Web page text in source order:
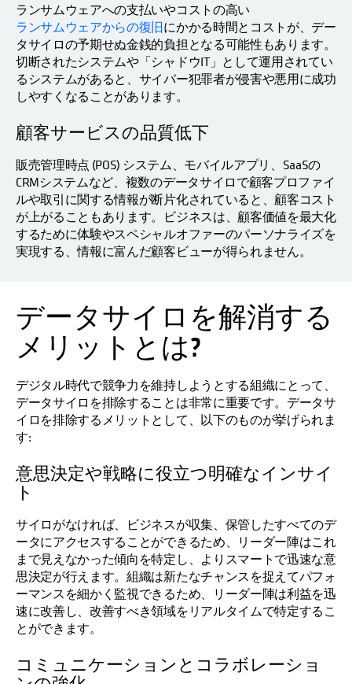
ランサムウェアへの支払いやコストの高い
ランサムウェアからの復旧にかかる時間とコストが、デー
タサイロの予期せぬ金銭的負担となる可能性もあります。
切断されたシステムや「シャドウIT」として運用されてい
るシステムがあると、サイバー犯罪者が侵害や悪用に成功
しやすくなることがあります。
顧客サービスの品質低下
販売管理時点 (POS) システム、モバイルアプリ、SaaSの
CRMシステムなど、複数のデータサイロで顧客プロファイ
ルや取引に関する情報が断片化されていると、顧客コスト
が上がることもあります。ビジネスは、顧客価値を最大化
するために体験やスペシャルオファーのパーソナライズを
実現する、情報に富んだ顧客ビューが得られません。
データサイロを解消する
メリットとは?
デジタル時代で競争力を維持しようとする組織にとって、
データサイロを排除することは非常に重要です。データサ
イロを排除するメリットとして、以下のものが挙げられま
す:
意思決定や戦略に役立つ明確なインサイ
ト
サイロがなければ、ビジネスが収集、保管したすべてのデ
ータにアクセスすることができるため、リーダー陣はこれ
まで見えなかった傾向を特定し、よりスマートで迅速な意
思決定が行えます。組織は新たなチャンスを捉えてパフォ
ーマンスを細かく監視できるため、リーダー陣は利益を迅
速に改善し、改善すべき領域をリアルタイムで特定するこ
とができます。
コミュニケーションとコラボレーショ
新し